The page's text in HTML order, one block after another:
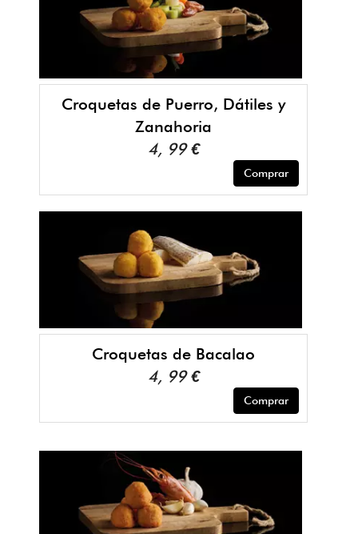
Croquetas de Puerro, Dátiles y
Zanahoria
4, 99 €
Comprar
Croquetas de Bacalao
4, 99 €
Comprar